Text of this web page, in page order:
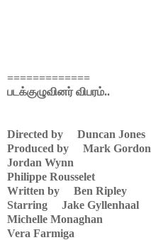
=============
படக்குழுவினர் விபரம்..
Directed by Duncan Jones
Produced by Mark Gordon
Jordan Wynn
Philippe Rousselet
Written by Ben Ripley
Starring Jake Gyllenhaal
Michelle Monaghan
Vera Farmiga